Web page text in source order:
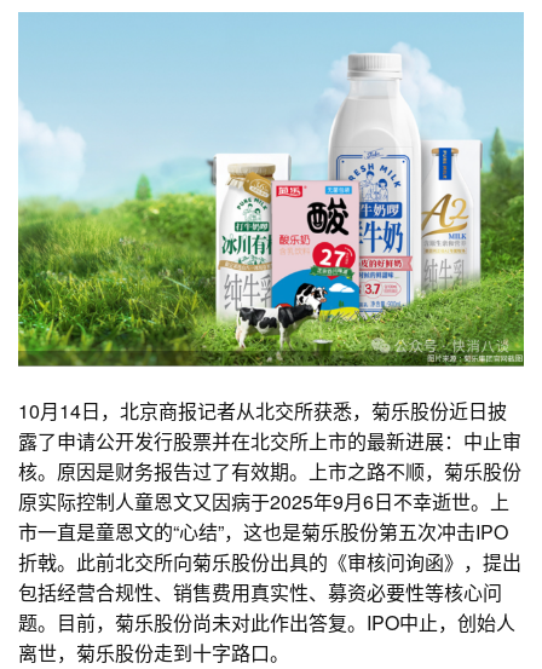
10月14日，北京商报记者从北交所获悉，菊乐股份近日披
露了申请公开发行股票并在北交所上市的最新进展：中止审
核。原因是财务报告过了有效期。上市之路不顺，菊乐股份
原实际控制人童恩文又因病于2025年9月6日不幸逝世。上
市一直是童恩文的“心结”，这也是菊乐股份第五次冲击IPO
折戟。此前北交所向菊乐股份出具的《审核问询函》，提出
包括经营合规性、销售费用真实性、募资必要性等核心问
题。目前，菊乐股份尚未对此作出答复。IPO中止，创始人
离世，菊乐股份走到十字路口。